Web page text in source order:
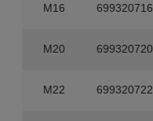
M16 699320716
M20 699320720
M22 699320722